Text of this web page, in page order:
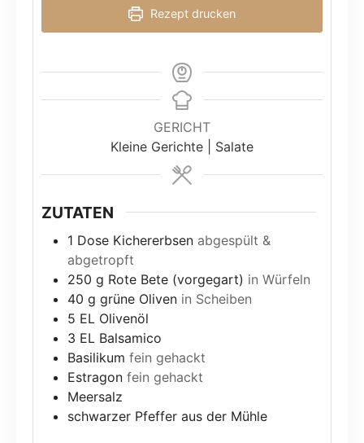
Rezept drucken
GERICHT
Kleine Gerichte | Salate
ZUTATEN
1 Dose Kichererbsen abgespült &
abgetropft
250 g Rote Bete (vorgegart) in Würfeln
40 g grüne Oliven in Scheiben
5 EL Olivenöl
3 EL Balsamico
Basilikum fein gehackt
Estragon fein gehackt
Meersalz
schwarzer Pfeffer aus der Mühle